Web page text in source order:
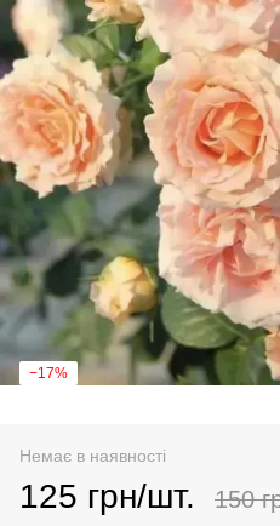
−17%
Немає в наявності
125 грн/шт. 150